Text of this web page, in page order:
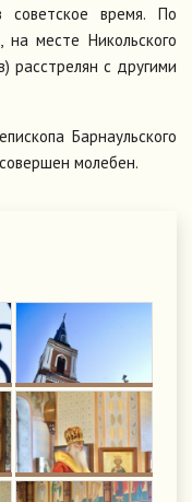
советское время. По
месте Никольского
расстрелян с другими
Барнаульского
молебен.